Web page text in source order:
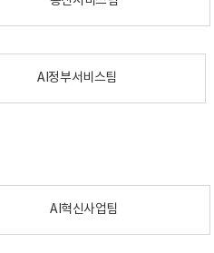
AI정부서비스팀
AI혁신사업팀